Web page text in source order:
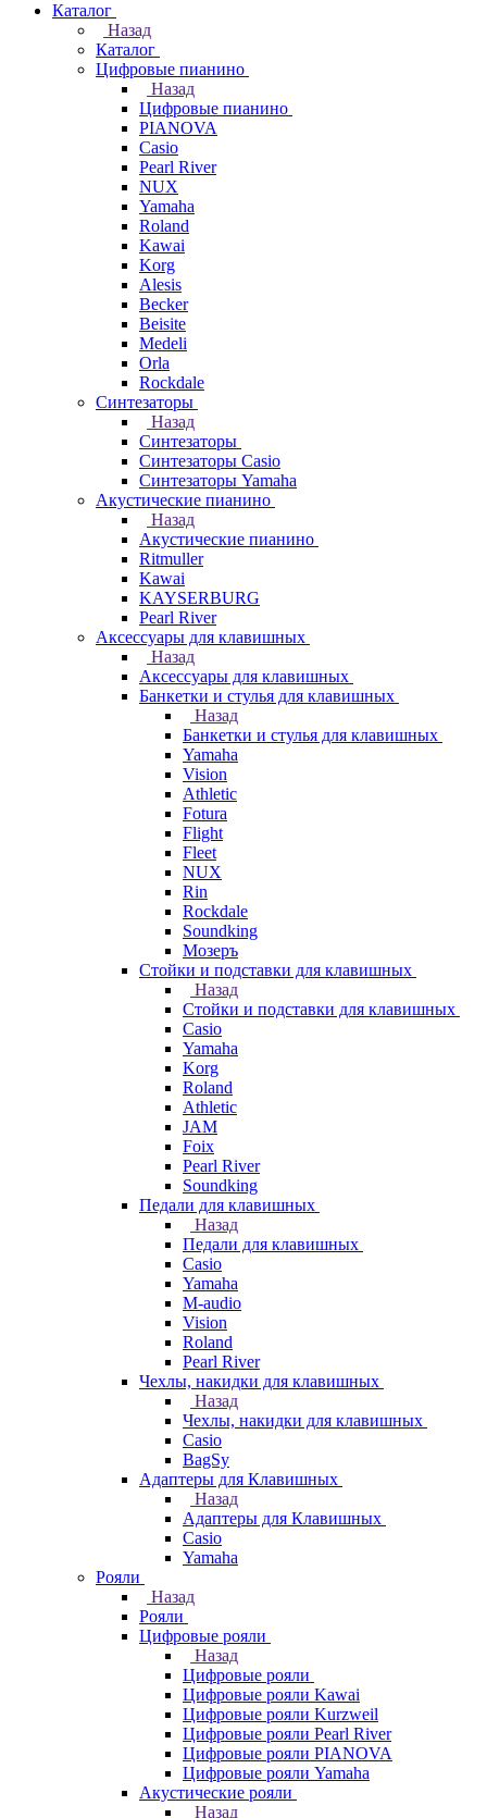
Каталог
Назад
Каталог
Цифровые пианино
Назад
Цифровые пианино
PIANOVA
Casio
Pearl River
NUX
Yamaha
Roland
Kawai
Korg
Alesis
Becker
Beisite
Medeli
Orla
Rockdale
Синтезаторы
Назад
Синтезаторы
Синтезаторы Casio
Синтезаторы Yamaha
Акустические пианино
Назад
Акустические пианино
Ritmuller
Kawai
KAYSERBURG
Pearl River
Аксессуары для клавишных
Назад
Аксессуары для клавишных
Банкетки и стулья для клавишных
Назад
Банкетки и стулья для клавишных
Yamaha
Vision
Athletic
Fotura
Flight
Fleet
NUX
Rin
Rockdale
Soundking
Мозеръ
Стойки и подставки для клавишных
Назад
Стойки и подставки для клавишных
Casio
Yamaha
Korg
Roland
Athletic
JAM
Foix
Pearl River
Soundking
Педали для клавишных
Назад
Педали для клавишных
Casio
Yamaha
M-audio
Vision
Roland
Pearl River
Чехлы, накидки для клавишных
Назад
Чехлы, накидки для клавишных
Casio
BagSy
Адаптеры для Клавишных
Назад
Адаптеры для Клавишных
Casio
Yamaha
Рояли
Назад
Рояли
Цифровые рояли
Назад
Цифровые рояли
Цифровые рояли Kawai
Цифровые рояли Kurzweil
Цифровые рояли Pearl River
Цифровые рояли PIANOVA
Цифровые рояли Yamaha
Акустические рояли
Назад